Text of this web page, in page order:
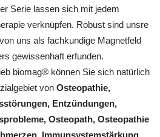
Serie lassen sich mit jedem
verknüpfen. Robust sind unsre
uns als fachkundige Magnetfeld
gewissenhaft erfunden.
biomag® können Sie sich natürlich
von Osteopathie,
Entzündungen,
Osteopath, Osteopathie
Immunsystemstärkung,